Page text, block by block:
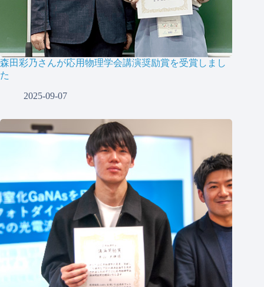
森田彩乃さんが応用物理学会講演奨励賞を受賞しまし
た
2025-09-07